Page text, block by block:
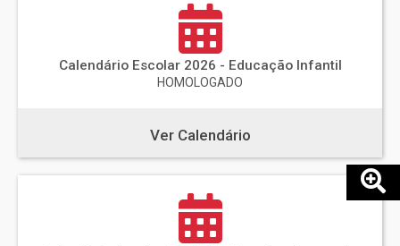
Calendário Escolar 2026 - Educação Infantil
HOMOLOGADO
Ver Calendário